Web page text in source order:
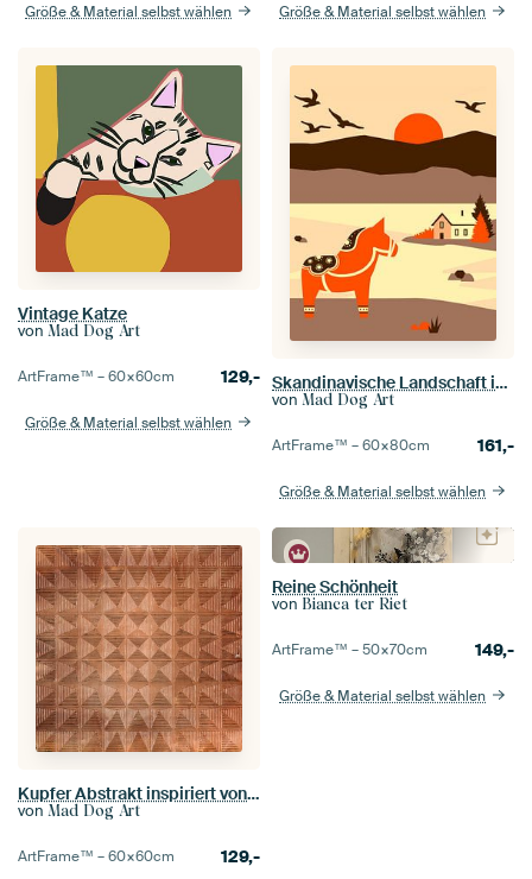
Größe & Material selbst wählen Größe & Material selbst wählen
Vintage Katze
von Mad Dog Art
ArtFrame™ –60×60cm 129,-
Größe & Material selbst wählen
Skandinavische Landschaft in Schweden
von Mad Dog Art
ArtFrame™ –60×80cm 161,-
Größe & Material selbst wählen
Kupfer Abstrakt inspiriert von Piet Mondrian
von Mad Dog Art
ArtFrame™ –60×60cm 129,-
Reine Schönheit
von Bianca ter Riet
ArtFrame™ –50×70cm 149,-
Größe & Material selbst wählen